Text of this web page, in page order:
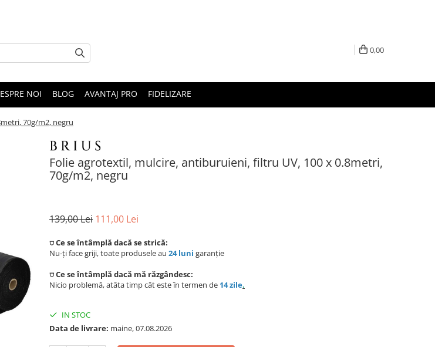
0,00
NOI BLOG AVANTAJ PRO FIDELIZARE
70g/m2, negru
Folie agrotextil, mulcire, antiburuieni, filtru UV, 100 x 0.8metri,
70g/m2, negru
139,00 Lei 111,00 Lei
⛉ Ce se întâmplă dacă se strică:
Nu-ți face griji, toate produsele au 24 luni garanție
⛉ Ce se întâmplă dacă mă răzgândesc:
Nicio problemă, atâta timp cât este în termen de 14 zile.
IN STOC
Data de livrare: maine, 07.08.2026